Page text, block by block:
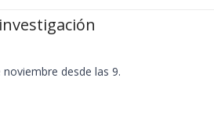
desde las 9.